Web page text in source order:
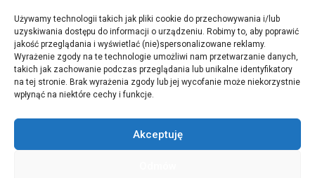
Używamy technologii takich jak pliki cookie do przechowywania i/lub
uzyskiwania dostępu do informacji o urządzeniu. Robimy to, aby poprawić
jakość przeglądania i wyświetlać (nie)spersonalizowane reklamy.
Wyrażenie zgody na te technologie umożliwi nam przetwarzanie danych,
takich jak zachowanie podczas przeglądania lub unikalne identyfikatory
na tej stronie. Brak wyrażenia zgody lub jej wycofanie może niekorzystnie
wpłynąć na niektóre cechy i funkcje.
Akceptuję
Redakcja portalu:
ul.Stara 13, 42-600 Tarnowskie Góry
TEL:+48 509 547 822
redakcja@czytamiwiem.pl